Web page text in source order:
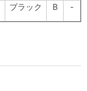
ブラック B -